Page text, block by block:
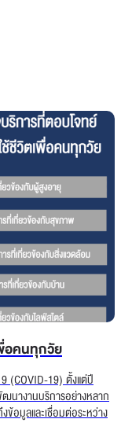
อคนทุกวัย
(COVID-19) ตั้งแต่ปี
นางานบริการอย่างหลาก
อมูลและเชื่อมต่อระหว่าง